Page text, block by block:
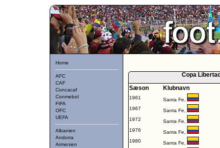
Home
AFC
CAF
Concacaf
Conmebol
FIFA
OFC
UEFA
Albanien
Andorra
Armenien
Copa
Sæson
Klubnavn
1961
Santa Fe,
1967
Santa Fe,
1972
Santa Fe,
1976
Santa Fe,
1980
Santa Fe,